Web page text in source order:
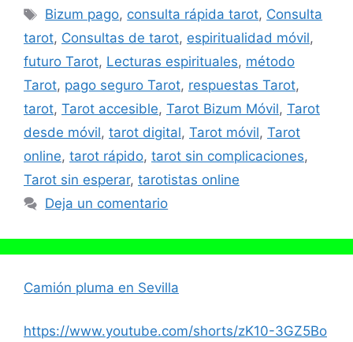
Etiquetas
Bizum pago, consulta rápida tarot, Consulta
tarot, Consultas de tarot, espiritualidad móvil,
futuro Tarot, Lecturas espirituales, método
Tarot, pago seguro Tarot, respuestas Tarot,
tarot, Tarot accesible, Tarot Bizum Móvil, Tarot
desde móvil, tarot digital, Tarot móvil, Tarot
online, tarot rápido, tarot sin complicaciones,
Tarot sin esperar, tarotistas online
Deja un comentario
Camión pluma en Sevilla
https://www.youtube.com/shorts/zK10-3GZ5Bo